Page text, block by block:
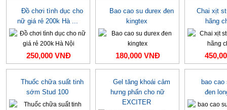
Đồ chơi tình dục cho
nữ giá rẻ 200k Hà ...
250,000 VNĐ
Bao cao su durex đen
kingtex
180,000 VNĐ
Chai xịt
hãng
Thuốc chữa suất tinh
sớm Stud 100
Gel tăng khoái cảm
hưng phấn cho nữ
EXCITER
bao
đen